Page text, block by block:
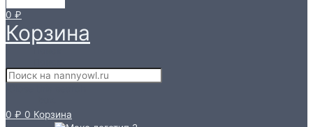
0 ₽
Корзина
0 ₽ 0 Корзина